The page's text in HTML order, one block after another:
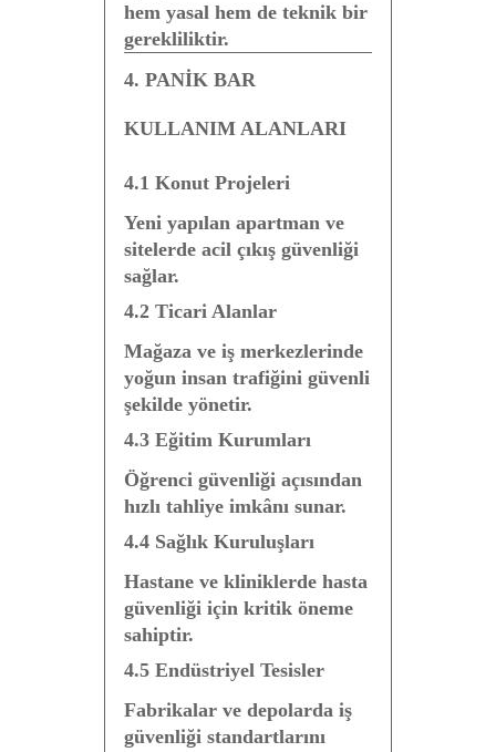
hem yasal hem de teknik bir
gerekliliktir.
4. PANİK BAR
KULLANIM ALANLARI
4.1 Konut Projeleri
Yeni yapılan apartman ve
sitelerde acil çıkış güvenliği
sağlar.
4.2 Ticari Alanlar
Mağaza ve iş merkezlerinde
yoğun insan trafiğini güvenli
şekilde yönetir.
4.3 Eğitim Kurumları
Öğrenci güvenliği açısından
hızlı tahliye imkânı sunar.
4.4 Sağlık Kuruluşları
Hastane ve kliniklerde hasta
güvenliği için kritik öneme
sahiptir.
4.5 Endüstriyel Tesisler
Fabrikalar ve depolarda iş
güvenliği standartlarını